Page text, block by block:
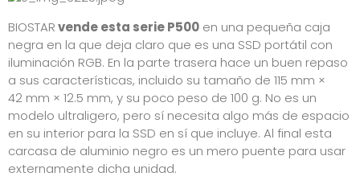
BIOSTARvende esta serie P500 en una pequeña caja
negra en la que deja claro que es una SSD portátil con
iluminación RGB. En la parte trasera hace un buen repaso
a sus características, incluido su tamaño de 115 mm ×
42 mm × 12.5 mm, y su poco peso de 100 g. No es un
modelo ultraligero, pero sí necesita algo más de espacio
en su interior para la SSD en sí que incluye. Al final esta
carcasa de aluminio negro es un mero puente para usar
externamente dicha unidad.